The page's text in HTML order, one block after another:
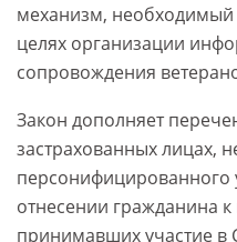
механизм, необходимый
целях организации
сопровождения
Закон дополняет
застрахованных лицах,
персонифицированного
отнесении гражданина к
принимавших участие в